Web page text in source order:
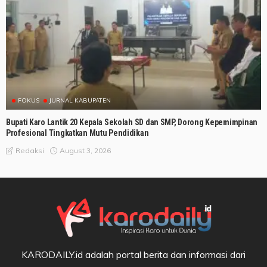
FOKUS JURNAL KABUPATEN
Bupati Karo Lantik 20 Kepala Sekolah SD dan SMP, Dorong Kepemimpinan
Profesional Tingkatkan Mutu Pendidikan
Redaksi August 3, 2026
KARODAILY.id adalah portal berita dan informasi dari